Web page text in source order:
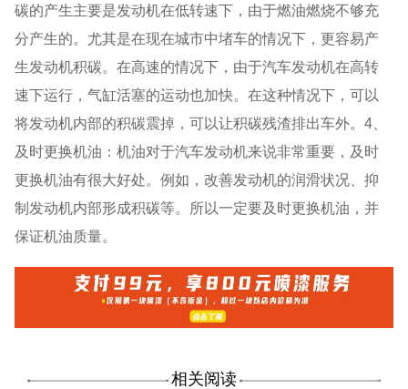
碳的产生主要是发动机在低转速下，由于燃油燃烧不够充
分产生的。尤其是在现在城市中堵车的情况下，更容易产
生发动机积碳。在高速的情况下，由于汽车发动机在高转
速下运行，气缸活塞的运动也加快。在这种情况下，可以
将发动机内部的积碳震掉，可以让积碳残渣排出车外。4、
及时更换机油：机油对于汽车发动机来说非常重要，及时
更换机油有很大好处。例如，改善发动机的润滑状况、抑
制发动机内部形成积碳等。所以一定要及时更换机油，并
保证机油质量。
相关阅读